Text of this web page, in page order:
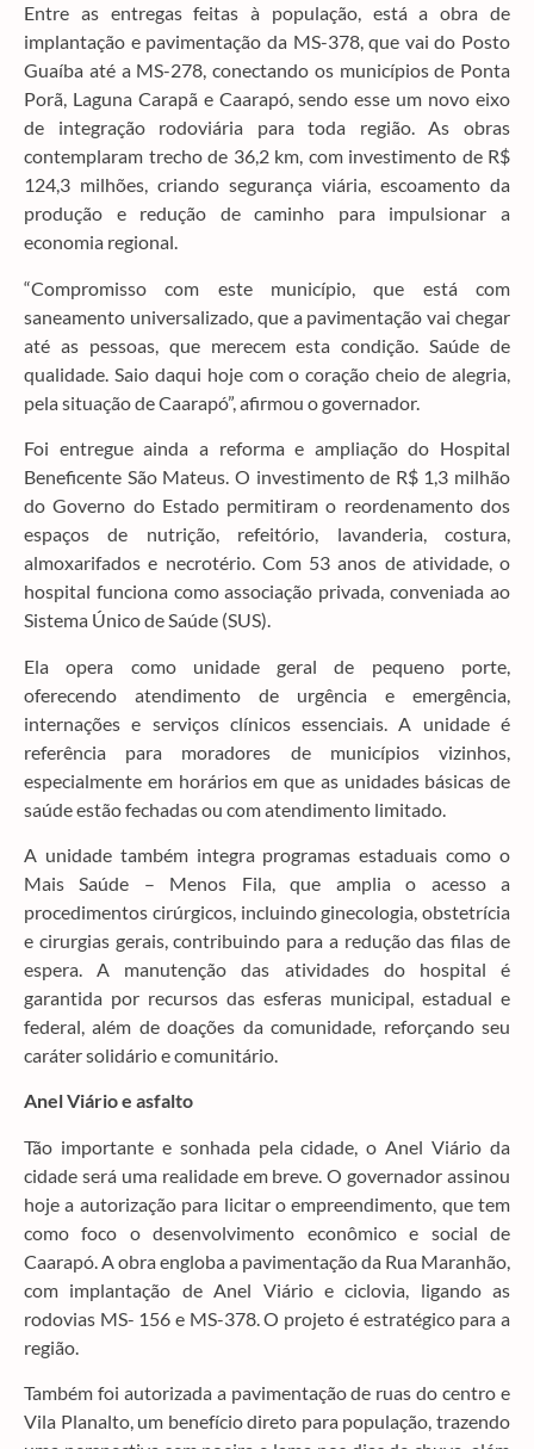
Entre as entregas feitas à população, está a obra de
implantação e pavimentação da MS-378, que vai do Posto
Guaíba até a MS-278, conectando os municípios de Ponta
Porã, Laguna Carapã e Caarapó, sendo esse um novo eixo
de integração rodoviária para toda região. As obras
contemplaram trecho de 36,2 km, com investimento de R$
124,3 milhões, criando segurança viária, escoamento da
produção e redução de caminho para impulsionar a
economia regional.
“Compromisso com este município, que está com
saneamento universalizado, que a pavimentação vai chegar
até as pessoas, que merecem esta condição. Saúde de
qualidade. Saio daqui hoje com o coração cheio de alegria,
pela situação de Caarapó”, afirmou o governador.
Foi entregue ainda a reforma e ampliação do Hospital
Beneficente São Mateus. O investimento de R$ 1,3 milhão
do Governo do Estado permitiram o reordenamento dos
espaços de nutrição, refeitório, lavanderia, costura,
almoxarifados e necrotério. Com 53 anos de atividade, o
hospital funciona como associação privada, conveniada ao
Sistema Único de Saúde (SUS).
Ela opera como unidade geral de pequeno porte,
oferecendo atendimento de urgência e emergência,
internações e serviços clínicos essenciais. A unidade é
referência para moradores de municípios vizinhos,
especialmente em horários em que as unidades básicas de
saúde estão fechadas ou com atendimento limitado.
A unidade também integra programas estaduais como o
Mais Saúde – Menos Fila, que amplia o acesso a
procedimentos cirúrgicos, incluindo ginecologia, obstetrícia
e cirurgias gerais, contribuindo para a redução das filas de
espera. A manutenção das atividades do hospital é
garantida por recursos das esferas municipal, estadual e
federal, além de doações da comunidade, reforçando seu
caráter solidário e comunitário.
Anel Viário e asfalto
Tão importante e sonhada pela cidade, o Anel Viário da
cidade será uma realidade em breve. O governador assinou
hoje a autorização para licitar o empreendimento, que tem
como foco o desenvolvimento econômico e social de
Caarapó. A obra engloba a pavimentação da Rua Maranhão,
com implantação de Anel Viário e ciclovia, ligando as
rodovias MS- 156 e MS-378. O projeto é estratégico para a
região.
Também foi autorizada a pavimentação de ruas do centro e
Vila Planalto, um benefício direto para população, trazendo